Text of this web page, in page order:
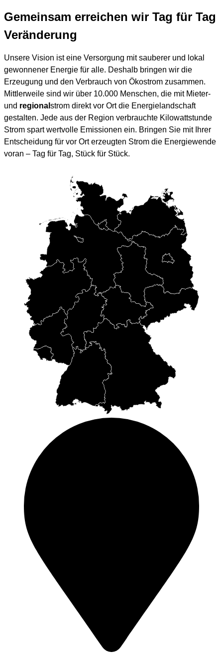
Gemeinsam erreichen wir Tag für Tag
Veränderung
Unsere Vision ist eine Versorgung mit sauberer und lokal
gewonnener Energie für alle. Deshalb bringen wir die
Erzeugung und den Verbrauch von Ökostrom zusammen.
Mittlerweile sind wir über 10.000 Menschen, die mit Mieter-
und regional strom direkt vor Ort die Energielandschaft
gestalten. Jede aus der Region verbrauchte Kilowattstunde
Strom spart wertvolle Emissionen ein. Bringen Sie mit Ihrer
Entscheidung für vor Ort erzeugten Strom die Energiewende
voran – Tag für Tag, Stück für Stück.